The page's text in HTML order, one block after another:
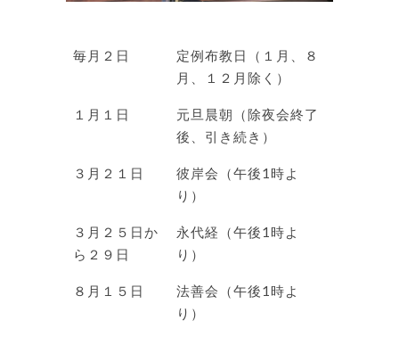
毎月２日
定例布教日（１月、８
月、１２月除く）
１月１日
元旦晨朝（除夜会終了
後、引き続き）
３月２１日
彼岸会（午後1時よ
り）
３月２５日か
ら２９日
永代経（午後1時よ
り）
８月１５日
法善会（午後1時よ
り）